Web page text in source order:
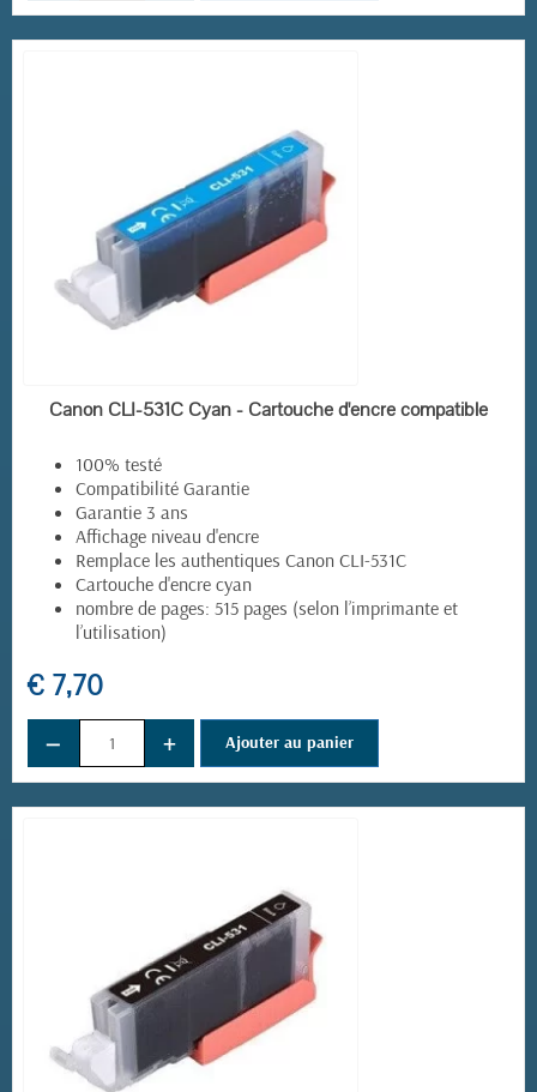
EN STOCK
Canon CLI-531C Cyan - Cartouche d'encre compatible
100% testé
Compatibilité Garantie
Garantie 3 ans
Affichage niveau d'encre
Remplace les authentiques Canon CLI-531C
Cartouche d'encre cyan
nombre de pages: 515 pages (selon l’imprimante et
l’utilisation)
€ 7,70
− + Ajouter au panier